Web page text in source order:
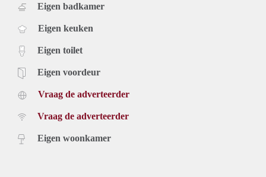
Eigen badkamer
Eigen keuken
Eigen toilet
Eigen voordeur
Vraag de adverteerder
Vraag de adverteerder
Eigen woonkamer